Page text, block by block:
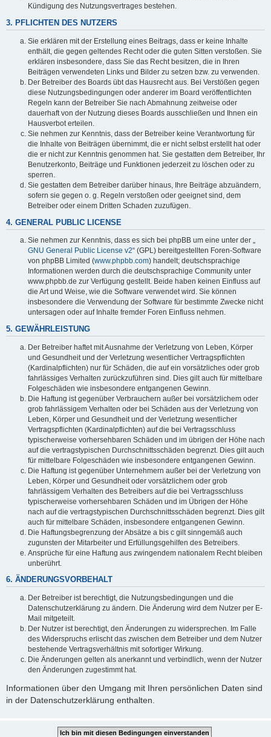
Kündigung des Nutzungsvertrages bestehen.
3. PFLICHTEN DES NUTZERS
Sie erklären mit der Erstellung eines Beitrags, dass er keine Inhalte
enthält, die gegen geltendes Recht oder die guten Sitten verstoßen. Sie
erklären insbesondere, dass Sie das Recht besitzen, die in Ihren
Beiträgen verwendeten Links und Bilder zu setzen bzw. zu verwenden.
Der Betreiber des Boards übt das Hausrecht aus. Bei Verstößen gegen
diese Nutzungsbedingungen oder anderer im Board veröffentlichten
Regeln kann der Betreiber Sie nach Abmahnung zeitweise oder
dauerhaft von der Nutzung dieses Boards ausschließen und Ihnen ein
Hausverbot erteilen.
Sie nehmen zur Kenntnis, dass der Betreiber keine Verantwortung für
die Inhalte von Beiträgen übernimmt, die er nicht selbst erstellt hat oder
die er nicht zur Kenntnis genommen hat. Sie gestatten dem Betreiber, Ihr
Benutzerkonto, Beiträge und Funktionen jederzeit zu löschen oder zu
sperren.
Sie gestatten dem Betreiber darüber hinaus, Ihre Beiträge abzuändern,
sofern sie gegen o. g. Regeln verstoßen oder geeignet sind, dem
Betreiber oder einem Dritten Schaden zuzufügen.
4. GENERAL PUBLIC LICENSE
Sie nehmen zur Kenntnis, dass es sich bei phpBB um eine unter der „
GNU General Public License v2“ (GPL) bereitgestellten Foren-Software
von phpBB Limited (www.phpbb.com) handelt; deutschsprachige
Informationen werden durch die deutschsprachige Community unter
www.phpbb.de zur Verfügung gestellt. Beide haben keinen Einfluss auf
die Art und Weise, wie die Software verwendet wird. Sie können
insbesondere die Verwendung der Software für bestimmte Zwecke nicht
untersagen oder auf Inhalte fremder Foren Einfluss nehmen.
5. GEWÄHRLEISTUNG
Der Betreiber haftet mit Ausnahme der Verletzung von Leben, Körper
und Gesundheit und der Verletzung wesentlicher Vertragspflichten
(Kardinalpflichten) nur für Schäden, die auf ein vorsätzliches oder grob
fahrlässiges Verhalten zurückzuführen sind. Dies gilt auch für mittelbare
Folgeschäden wie insbesondere entgangenen Gewinn.
Die Haftung ist gegenüber Verbrauchern außer bei vorsätzlichem oder
grob fahrlässigem Verhalten oder bei Schäden aus der Verletzung von
Leben, Körper und Gesundheit und der Verletzung wesentlicher
Vertragspflichten (Kardinalpflichten) auf die bei Vertragsschluss
typischerweise vorhersehbaren Schäden und im übrigen der Höhe nach
auf die vertragstypischen Durchschnittsschäden begrenzt. Dies gilt auch
für mittelbare Folgeschäden wie insbesondere entgangenen Gewinn.
Die Haftung ist gegenüber Unternehmern außer bei der Verletzung von
Leben, Körper und Gesundheit oder vorsätzlichem oder grob
fahrlässigem Verhalten des Betreibers auf die bei Vertragsschluss
typischerweise vorhersehbaren Schäden und im Übrigen der Höhe
nach auf die vertragstypischen Durchschnittsschäden begrenzt. Dies gilt
auch für mittelbare Schäden, insbesondere entgangenen Gewinn.
Die Haftungsbegrenzung der Absätze a bis c gilt sinngemäß auch
zugunsten der Mitarbeiter und Erfüllungsgehilfen des Betreibers.
Ansprüche für eine Haftung aus zwingendem nationalem Recht bleiben
unberührt.
6. ÄNDERUNGSVORBEHALT
Der Betreiber ist berechtigt, die Nutzungsbedingungen und die
Datenschutzerklärung zu ändern. Die Änderung wird dem Nutzer per E-
Mail mitgeteilt.
Der Nutzer ist berechtigt, den Änderungen zu widersprechen. Im Falle
des Widerspruchs erlischt das zwischen dem Betreiber und dem Nutzer
bestehende Vertragsverhältnis mit sofortiger Wirkung.
Die Änderungen gelten als anerkannt und verbindlich, wenn der Nutzer
den Änderungen zugestimmt hat.
Informationen über den Umgang mit Ihren persönlichen Daten sind
in der Datenschutzerklärung enthalten.